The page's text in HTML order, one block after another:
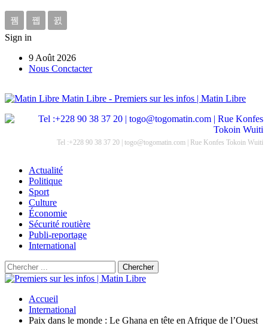
Sign in
9 Août 2026
Nous Conctacter
Matin Libre - Premiers sur les infos | Matin Libre
Tel :+228 90 38 37 20 | togo@togomatin.com | Rue Konfes Tokoin Wuiti
Actualité
Politique
Sport
Culture
Économie
Sécurité routière
Publi-reportage
International
Accueil
International
Paix dans le monde : Le Ghana en tête en Afrique de l’Ouest